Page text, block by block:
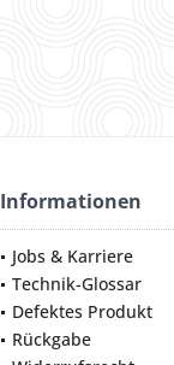
Informationen
Jobs & Karriere
Technik-Glossar
Defektes Produkt
Rückgabe